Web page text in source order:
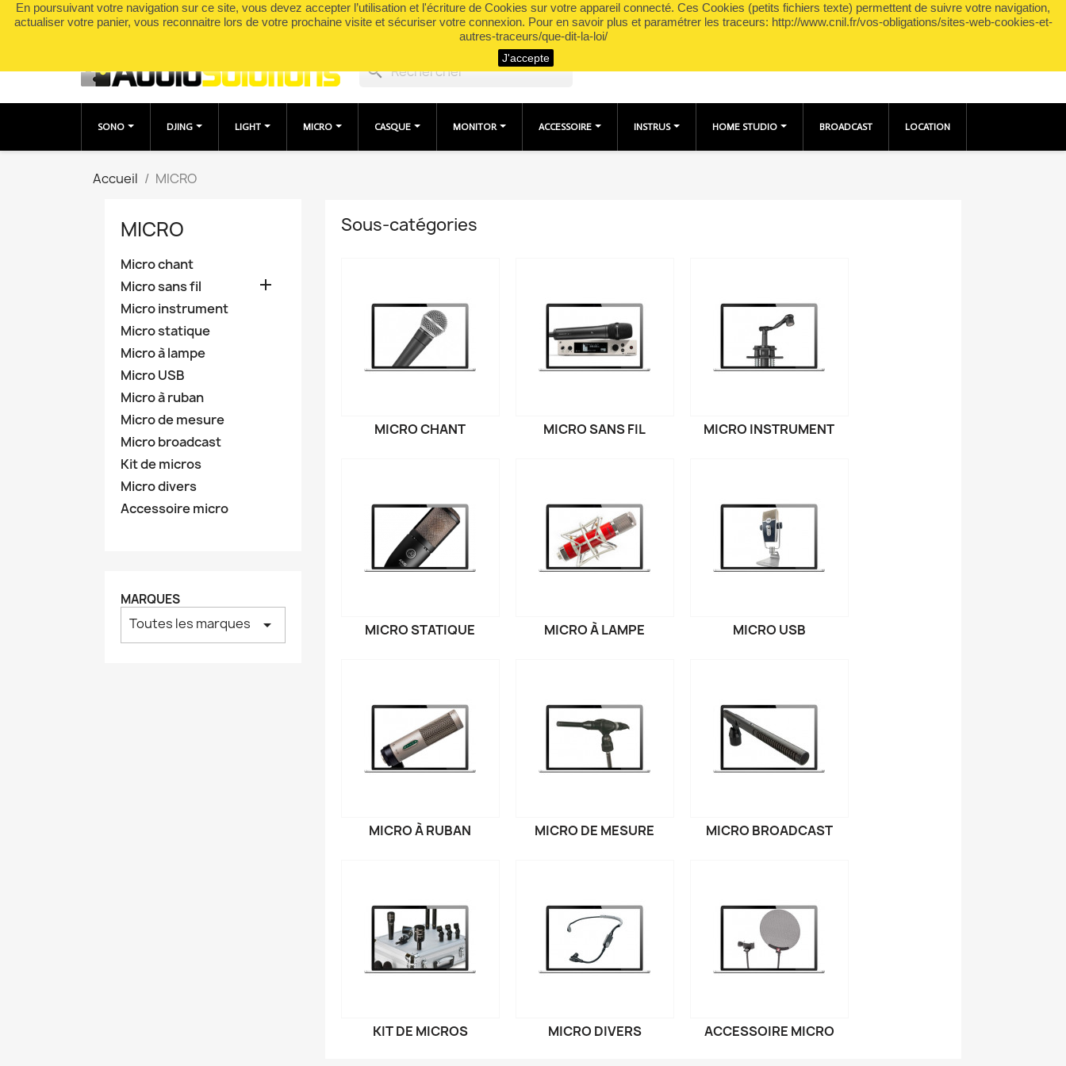
En poursuivant votre navigation sur ce site, vous devez accepter l’utilisation et l'écriture de Cookies sur votre appareil connecté. Ces Cookies (petits fichiers texte) permettent de suivre votre navigation,
actualiser votre panier, vous reconnaitre lors de votre prochaine visite et sécuriser votre connexion. Pour en savoir plus et paramétrer les traceurs: http://www.cnil.fr/vos-obligations/sites-web-cookies-et-
autres-traceurs/que-dit-la-loi/
J'accepte
Appelez-nous :0490049895 Connexion shopping_cartPanier(0)
search
SONO DJING LIGHT MICRO CASQUE MONITOR ACCESSOIRE INSTRUS HOME STUDIO BROADCAST LOCATION
Accueil MICRO
MICRO
Micro chant
Micro sans fil

Micro instrument
Micro statique
Micro à lampe
Micro USB
Micro à ruban
Micro de mesure
Micro broadcast
Kit de micros
Micro divers
Accessoire micro
MARQUES
Toutes les marques arrow_drop_down
Sous-catégories
MICRO CHANT MICRO SANS FIL MICRO INSTRUMENT
MICRO STATIQUE MICRO À LAMPE MICRO USB
MICRO À RUBAN MICRO DE MESURE MICRO BROADCAST
KIT DE MICROS MICRO DIVERS ACCESSOIRE MICRO